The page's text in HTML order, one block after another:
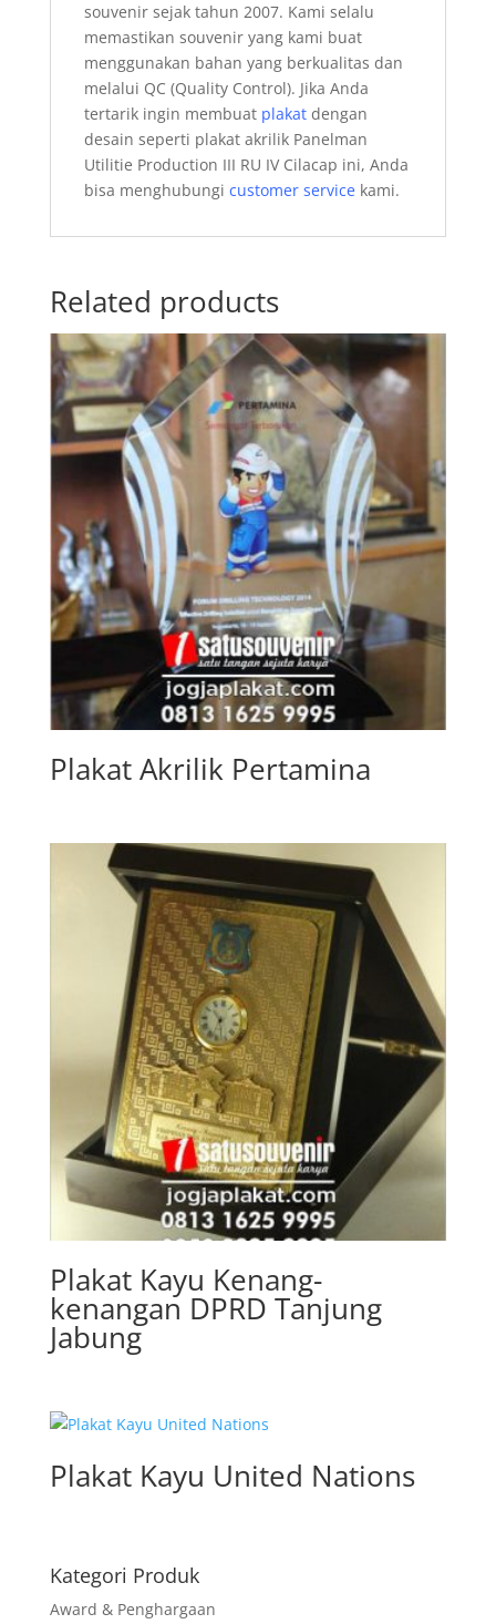
souvenir sejak tahun 2007. Kami selalu
memastikan souvenir yang kami buat
menggunakan bahan yang berkualitas dan
melalui QC (Quality Control). Jika Anda
tertarik ingin membuat plakatdengan
desain seperti plakat akrilik Panelman
Utilitie Production III RU IV Cilacap ini, Anda
bisa menghubungi customer servicekami.
Related products
Plakat Akrilik Pertamina
Plakat Kayu Kenang-
kenangan DPRD Tanjung
Jabung
Plakat Kayu United Nations
Kategori Produk
Award & Penghargaan